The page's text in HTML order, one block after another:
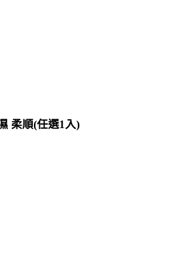
柔順(任選1入)